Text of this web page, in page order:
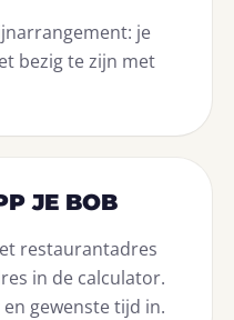
je
bezig te zijn met
JE BOB
restaurantadres
in de calculator.
gewenste tijd in.